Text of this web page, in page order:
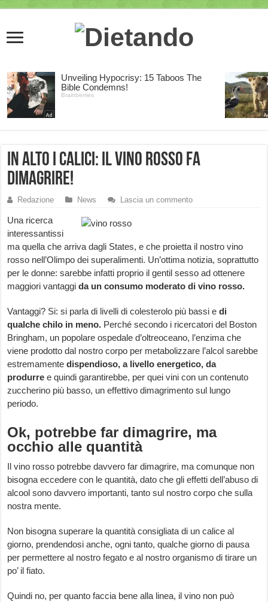
In alto i calici: il vino rosso fa
dimagrire!
Redazione News Lascia un commento
Una ricerca
interessantissi
ma quella che arriva dagli States, e che proietta il nostro vino
rosso nell’Olimpo dei superalimenti. Un’ottima notizia, soprattutto
per le donne: sarebbe infatti proprio il gentil sesso ad ottenere
maggiori vantaggida un consumo moderato di vino rosso.
Vantaggi? Si: si parla di livelli di colesterolo più bassi edi
qualche chilo in meno. Perché secondo i ricercatori del Boston
Bringham, un popolare ospedale d’oltreoceano, l’enzima che
viene prodotto dal nostro corpo per metabolizzare l’alcol sarebbe
estremamentedispendioso, a livello energetico, da
produrree quindi garantirebbe, per quei vini con un contenuto
zuccherino più basso, un effettivo dimagrimento sul lungo
periodo.
Ok, potrebbe far dimagrire, ma
occhio alle quantità
Il vino rosso potrebbe davvero far dimagrire, ma comunque non
bisogna eccedere con le quantità, dato che gli effetti dell’abuso di
alcool sono davvero importanti, tanto sul nostro corpo che sulla
nostra mente.
Non bisogna superare la quantità consigliata di un calice al
giorno, prendendosi anche, ogni tanto, qualche giorno di pausa
per permettere al nostro fegato e al nostro organismo di tirare un
po’ il fiato.
Quindi no, per quanto faccia bene alla linea, il vino non può